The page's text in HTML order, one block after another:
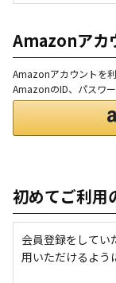
Amazonアカ
Amazonアカウントを
AmazonのID、パスワ
初めてご利用
会員登録をしてい
用いただけるよう